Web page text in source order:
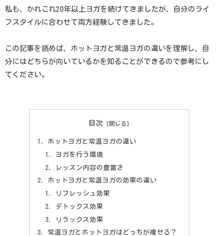
私も、かれこれ20年以上ヨガを続けてきましたが、自分のライ
フスタイルに合わせて両方経験してきました。
この記事を読めば、ホットヨガと常温ヨガの違いを理解し、自
分にはどちらが向いているかを知ることができるので参考にし
てください。
目次
ホットヨガと常温ヨガの違い
ヨガを行う環境
レッスン内容の豊富さ
ホットヨガと常温ヨガの効果の違い
リフレッシュ効果
デトックス効果
リラックス効果
常温ヨガとホットヨガはどっちが痩せる？